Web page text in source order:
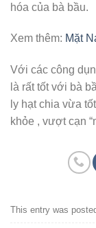
hóa của bà bầu.
Xem thêm: Mặt
Với các công
là rất tốt với bà
ly hạt chia vừa
khỏe , vượt cạn
This entry was